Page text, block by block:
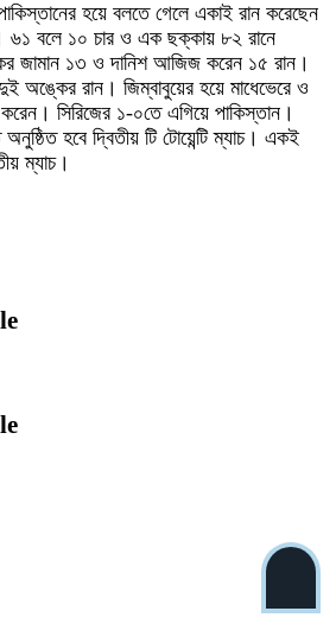
হয়ে বলতে গেলে একাই রান করেছেন
৬১ বলে ১০ চার ও এক ছক্কায় ৮২ রানে
জামান ১৩ ও দানিশ আজিজ করেন ১৫ রান।
অঙ্কের রান। জিম্বাবুয়ের হয়ে মাধেভেরে ও
সিরিজের ১-০তে এগিয়ে পাকিস্তান।
হবে দ্বিতীয় টি টোয়েন্টি ম্যাচ। একই
ম্যাচ।